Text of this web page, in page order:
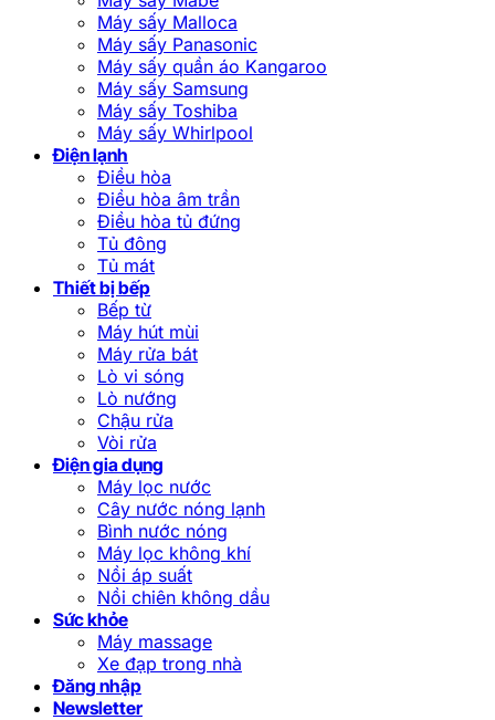
Máy sấy Malloca
Máy sấy Panasonic
Máy sấy quần áo Kangaroo
Máy sấy Samsung
Máy sấy Toshiba
Máy sấy Whirlpool
Điện lạnh
Điều hòa
Điều hòa âm trần
Điều hòa tủ đứng
Tủ đông
Tủ mát
Thiết bị bếp
Bếp từ
Máy hút mùi
Máy rửa bát
Lò vi sóng
Lò nướng
Chậu rửa
Vòi rửa
Điện gia dụng
Máy lọc nước
Cây nước nóng lạnh
Bình nước nóng
Máy lọc không khí
Nồi áp suất
Nồi chiên không dầu
Sức khỏe
Máy massage
Xe đạp trong nhà
Đăng nhập
Newsletter